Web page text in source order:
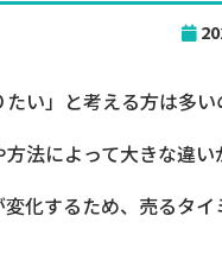
い」と考える方は多い
法によって大きな違い
化するため、売るタ